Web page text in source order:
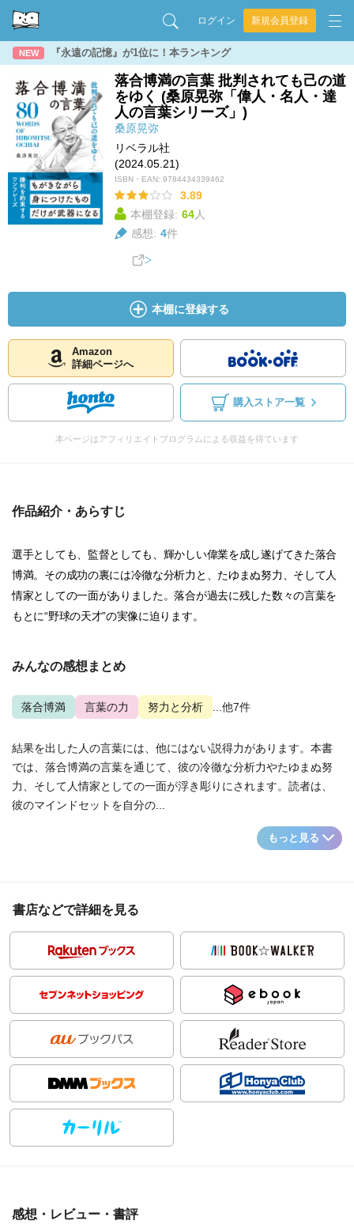
ログイン 新規会員登録
NEW 『永遠の記憶』が1位に！本ランキング
落合博満の言葉 批判されても己の道
をゆく (桑原晃弥「偉人・名人・達
人の言葉シリーズ」)
桑原晃弥
リベラル社
(2024.05.21)
ISBN・EAN: 9784434339462
3.89
本棚登録: 64人
感想: 4件
本棚に登録する
Amazon
詳細ページへ
購入ストア一覧
本ページはアフィリエイトプログラムによる収益を得ています
作品紹介・あらすじ
選手としても、監督としても、輝かしい偉業を成し遂げてきた落合
博満。その成功の裏には冷徹な分析力と、たゆまぬ努力、そして人
情家としての一面がありました。落合が過去に残した数々の言葉を
もとに“野球の天才”の実像に迫ります。
みんなの感想まとめ
落合博満 言葉の力 努力と分析 ...他7件
結果を出した人の言葉には、他にはない説得力があります。本書
では、落合博満の言葉を通じて、彼の冷徹な分析力やたゆまぬ努
力、そして人情家としての一面が浮き彫りにされます。読者は、
彼のマインドセットを自分の...
もっと見る
書店などで詳細を見る
感想・レビュー・書評